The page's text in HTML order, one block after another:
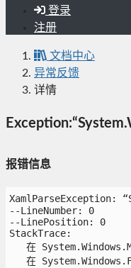
登录
注册
文档中心
异常反馈
详情
报错信息
XamlParseException:
--LineNumber: 0
--LinePosition: 0
StackTrace:
在
在